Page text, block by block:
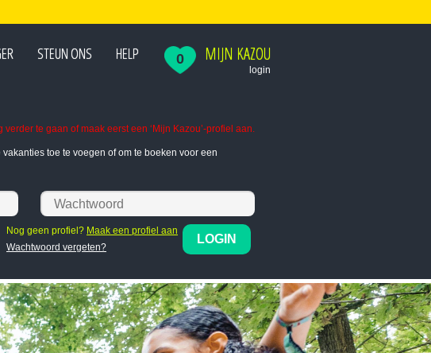
STEUN ONS HELP 0 MIJN KAZOU
login
te gaan of maak eerst een ‘Mijn Kazou’-profiel aan.
toe te voegen of om te boeken voor een
Nog geen profiel? Maak een profiel aan
Wachtwoord vergeten?
LOGIN